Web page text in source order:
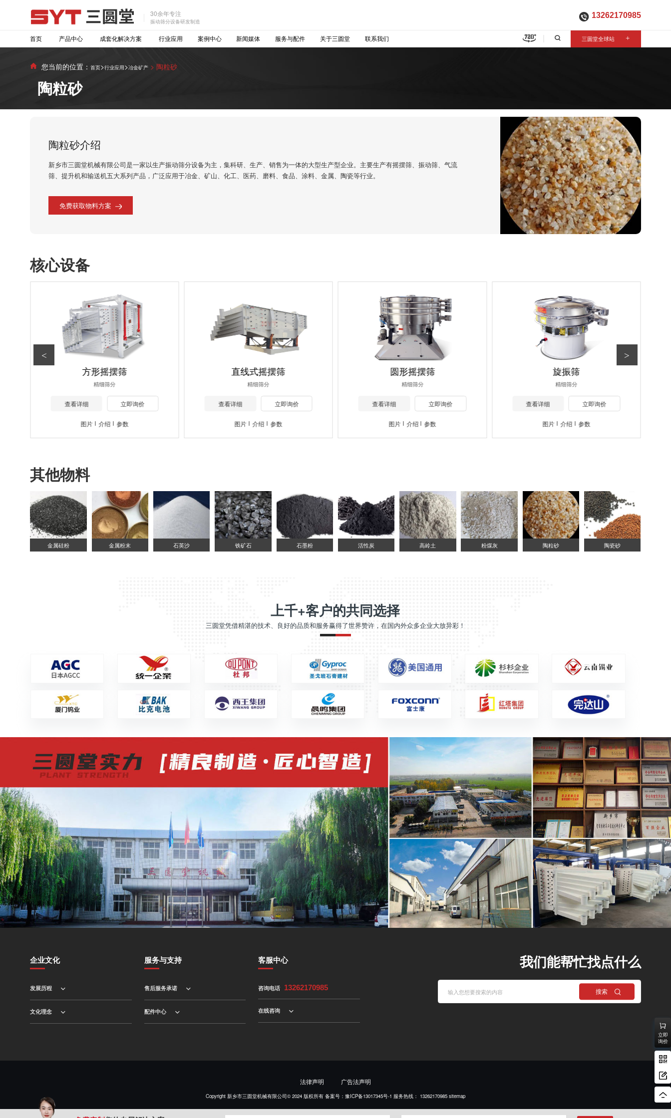
30余年专注
振动筛分设备研发制造
13262170985
首页 产品中心 成套化解决方案 行业应用 案例中心 新闻媒体 服务与配件 关于三圆堂 联系我们  三圆堂全球站 +
您当前的位置：首页>行业应用>冶金矿产 > 陶粒砂
陶粒砂
陶粒砂介绍
新乡市三圆堂机械有限公司是一家以生产振动筛分设备为主，集科研、生产、销售为一体的大型生产型企业。主要生产有摇摆筛、振动筛、气流
筛、提升机和输送机五大系列产品，广泛应用于冶金、矿山、化工、医药、磨料、食品、涂料、金属、陶瓷等行业。
免费获取物料方案
核心设备
方形摇摆筛
精细筛分
查看详细 立即询价
图片 介绍 参数
直线式摇摆筛
精细筛分
查看详细 立即询价
图片 介绍 参数
圆形摇摆筛
精细筛分
查看详细 立即询价
图片 介绍 参数
旋振筛
精细筛分
查看详细 立即询价
图片 介绍 参数
>
<
其他物料
金属硅粉 金属粉末 石英沙 铁矿石 石墨粉 活性炭 高岭土 粉煤灰 陶粒砂 陶瓷砂
上千+客户的共同选择
三圆堂凭借精湛的技术、良好的品质和服务赢得了世界赞许，在国内外众多企业大放异彩！
企业文化
发展历程
文化理念
服务与支持
售后服务承诺
配件中心
客服中心
咨询电话 13262170985
在线咨询
我们能帮忙找点什么
搜索
法律声明 广告法声明
Copyright 新乡市三圆堂机械有限公司© 2024 版权所有 备案号： 豫ICP备13017345号-1 服务热线： 13262170985 sitemap
立即
询价